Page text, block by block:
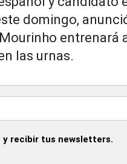
domingo,
entrenará
las urnas.
recibir tus newsletters.